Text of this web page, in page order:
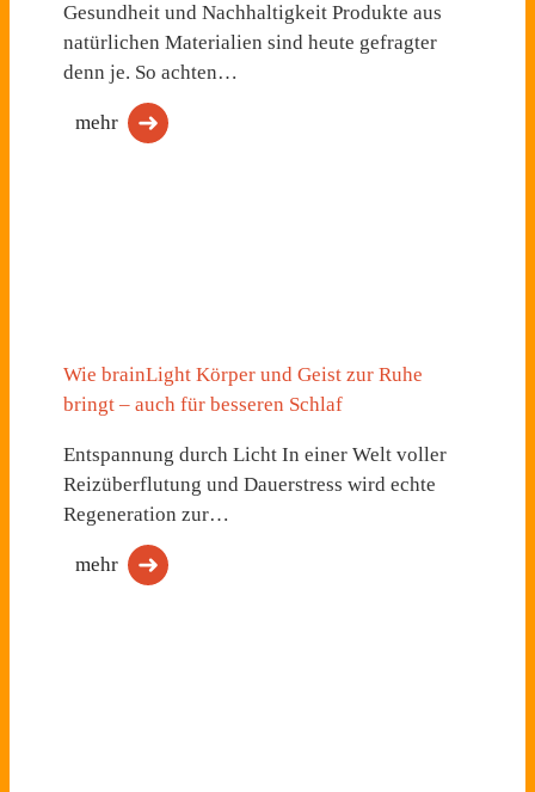
Gesundheit und Nachhaltigkeit Produkte aus
natürlichen Materialien sind heute gefragter
denn je. So achten…
mehr
Wie brainLight Körper und Geist zur Ruhe
bringt – auch für besseren Schlaf
Entspannung durch Licht In einer Welt voller
Reizüberflutung und Dauerstress wird echte
Regeneration zur…
mehr